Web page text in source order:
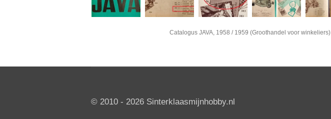
Catalogus JAVA, 1958 / 1959 (Groothandel voor winkeliers)
© 2010 - 2026 Sinterklaasmijnhobby.nl